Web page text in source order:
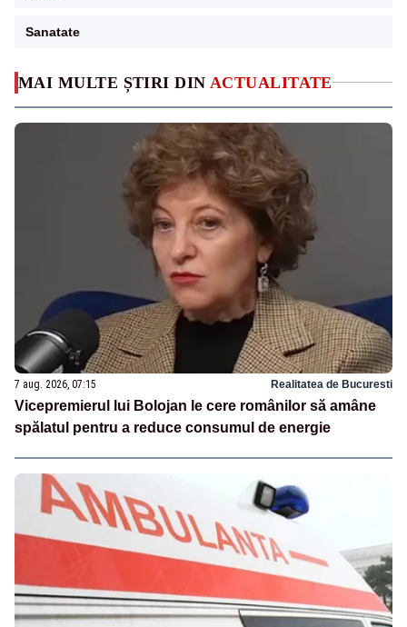
MAI MULTE ȘTIRI DIN ACTUALITATE
7 aug. 2026, 07:15 Realitatea de Bucuresti
Vicepremierul lui Bolojan le cere românilor să amâne
spălatul pentru a reduce consumul de energie
Sanatate